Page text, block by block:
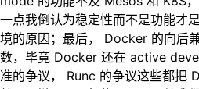
一点我倒认为稳定性而不是功能才
境的原因；最后， Docker 的向后
数，毕竟 Docker 还在 active
准的争议， Runc 的争议这些都把